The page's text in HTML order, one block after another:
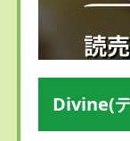
Divine(